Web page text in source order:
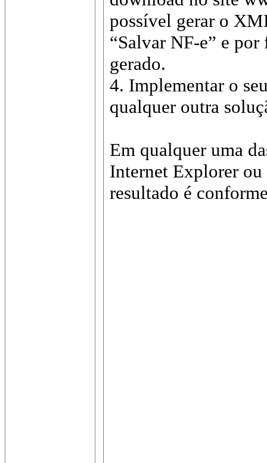
possível gerar o
“Salvar NF-e” e
gerado.
4. Implementar o
qualquer outra
Em qualquer uma
Internet Explorer
resultado é